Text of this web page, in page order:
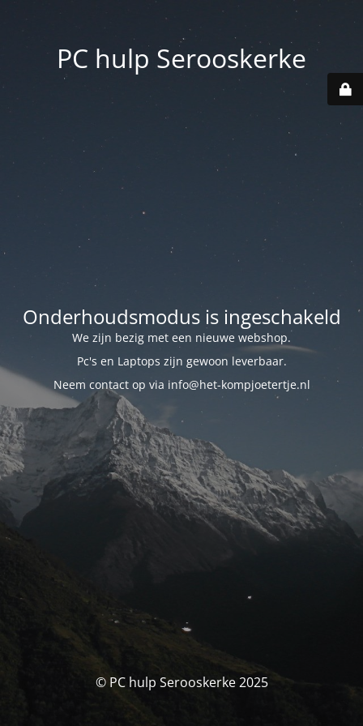
PC hulp Serooskerke
Onderhoudsmodus is ingeschakeld
We zijn bezig met een nieuwe webshop.
Pc's en Laptops zijn gewoon leverbaar.
Neem contact op via info@het-kompjoetertje.nl
© PC hulp Serooskerke 2025